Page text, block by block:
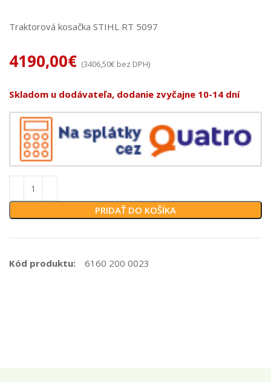
Traktorová kosačka STIHL RT 5097
4190,00€ (3406,50€ bez DPH)
Skladom u dodávateľa, dodanie zvyčajne 10-14 dní
PRIDAŤ DO KOŠÍKA
Kód produktu: 6160 200 0023